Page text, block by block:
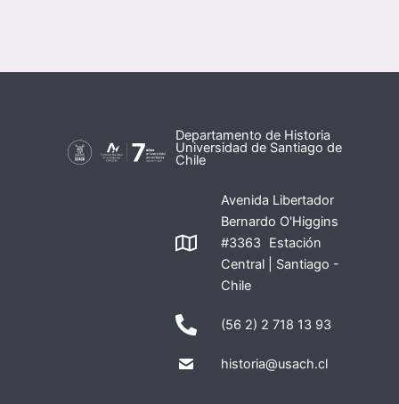
Departamento de Historia
Universidad de Santiago de
Chile
Avenida Libertador
Bernardo O'Higgins
#3363 Estación
Central | Santiago -
Chile
(56 2) 2 718 13 93
historia@usach.cl